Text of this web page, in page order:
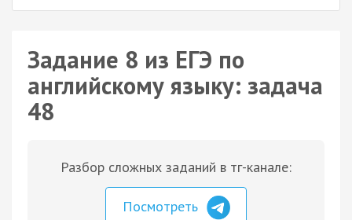
Задание 8 из ЕГЭ по
английскому языку: задача
48
Разбор сложных заданий в тг-канале:
Посмотреть